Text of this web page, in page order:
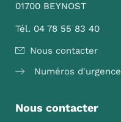
01700 BEYNOST
Tél. 04 78 55 83 40
Nous contacter
Numéros d'urgence
Nous contacter